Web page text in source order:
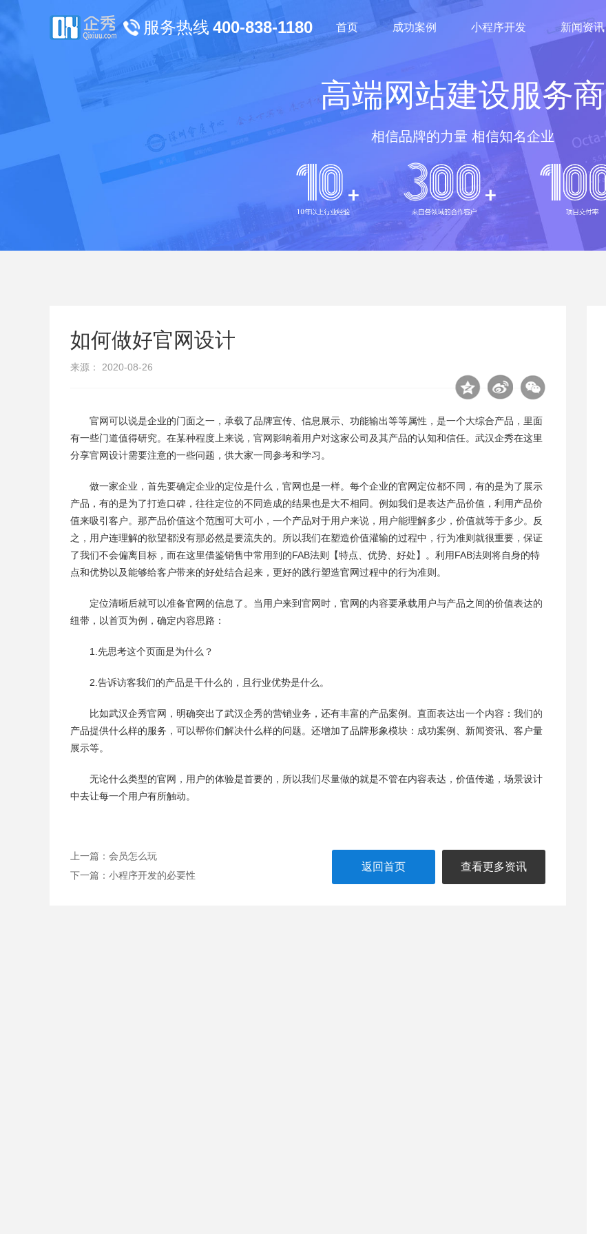
服务热线 400-838-1180 首页 成功案例 小程序开发 新闻资讯
高端网站建设服务商
相信品牌的力量 相信知名企业
如何做好官网设计
来源： 2020-08-26
官网可以说是企业的门面之一，承载了品牌宣传、信息展示、功能输出等等属性，是一个大综合产品，里面
有一些门道值得研究。在某种程度上来说，官网影响着用户对这家公司及其产品的认知和信任。武汉企秀在这里
分享官网设计需要注意的一些问题，供大家一同参考和学习。
做一家企业，首先要确定企业的定位是什么，官网也是一样。每个企业的官网定位都不同，有的是为了展示
产品，有的是为了打造口碑，往往定位的不同造成的结果也是大不相同。例如我们是表达产品价值，利用产品价
值来吸引客户。那产品价值这个范围可大可小，一个产品对于用户来说，用户能理解多少，价值就等于多少。反
之，用户连理解的欲望都没有那必然是要流失的。所以我们在塑造价值灌输的过程中，行为准则就很重要，保证
了我们不会偏离目标，而在这里借鉴销售中常用到的FAB法则【特点、优势、好处】。利用FAB法则将自身的特
点和优势以及能够给客户带来的好处结合起来，更好的践行塑造官网过程中的行为准则。
定位清晰后就可以准备官网的信息了。当用户来到官网时，官网的内容要承载用户与产品之间的价值表达的
纽带，以首页为例，确定内容思路：
1.先思考这个页面是为什么？
2.告诉访客我们的产品是干什么的，且行业优势是什么。
比如武汉企秀官网，明确突出了武汉企秀的营销业务，还有丰富的产品案例。直面表达出一个内容：我们的
产品提供什么样的服务，可以帮你们解决什么样的问题。还增加了品牌形象模块：成功案例、新闻资讯、客户量
展示等。
无论什么类型的官网，用户的体验是首要的，所以我们尽量做的就是不管在内容表达，价值传递，场景设计
中去让每一个用户有所触动。
上一篇： 会员怎么玩
下一篇： 小程序开发的必要性
返回首页 查看更多资讯